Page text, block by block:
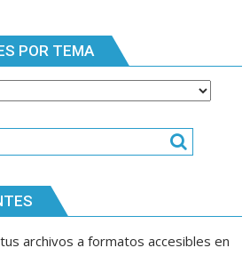
POR TEMA
archivos a formatos accesibles en